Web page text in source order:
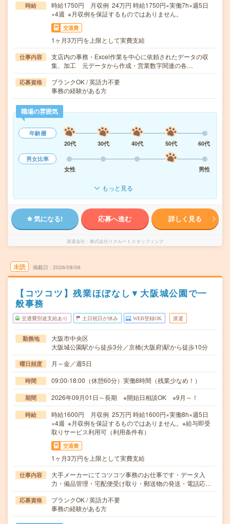
時給
時給1750円 月収例 24万円 時給1750円×実働7h×週5日
×4週 ※月収例を保証するものではありません。
交通費
1ヶ月3万円を上限として実費支給
仕事内容
支店内の事務・Excel作業を中心に依頼されたデータの収
集、加工 元データから作成・営業数字関連の各…
応募資格
ブランクOK / 英語力不要
事務の経験がある方
職場の雰囲気
年齢層
20代
30代 40代 50代
60代
男女比率
女性
男性
もっと見る
気になる! 応募へ進む 詳しく見る
派遣会社 株式会社リクルートスタッフィング
未読 掲載日 2026/08/06
【コツコツ】残業ほぼなし▼大阪城公園で一
般事務
交通費別途支給あり 土日祝日が休み WEB登録OK 派遣
勤務地
大阪市中央区
大阪城公園駅から徒歩3分／京橋(大阪府)駅から徒歩10分
曜日頻度 月～金／週5日
時間 09:00-18:00（休憩60分）実働8時間（残業少なめ！）
期間 2026年09月01日～長期 ※開始日相談OK ※9月～！
時給
時給1600円 月収例 25万円 時給1600円×実働8h×週5日
×4週 ※月収例を保証するものではありません。※給与即受
取りサービス利用可（利用条件有）
交通費
1ヶ月3万円を上限として実費支給
仕事内容
大手メーカーにてコツコツ事務のお仕事です・データ入
力・備品管理・宅配便受け取り・郵送物の発送・電話応…
応募資格
ブランクOK / 英語力不要
事務の経験がある方